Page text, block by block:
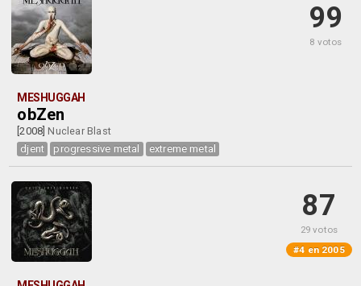
99
8 votos
MESHUGGAH
obZen
[2008] Nuclear Blast
djent
progressive metal extreme metal
87
29 votos
#4 en 2005